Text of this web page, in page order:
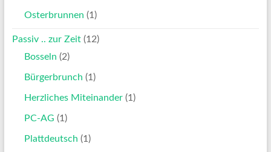
Osterbrunnen (1)
Passiv .. zur Zeit(12)
Bosseln (2)
Bürgerbrunch (1)
Herzliches Miteinander(1)
PC-AG (1)
Plattdeutsch (1)